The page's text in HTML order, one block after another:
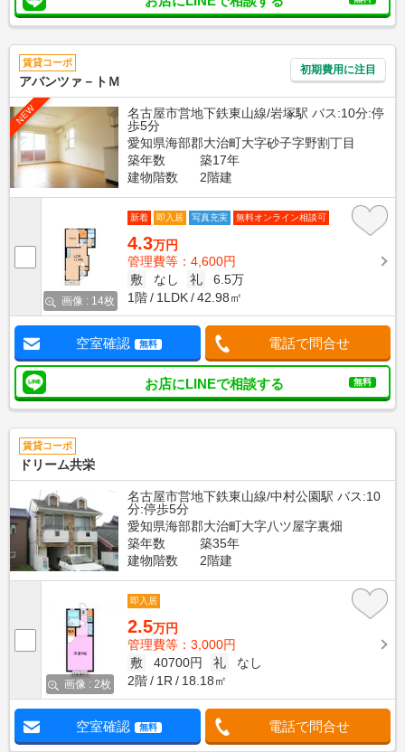
賃貸コーポ
アバンツァ－トＭ
初期費用に注目
NEW
名古屋市営地下鉄東山線/岩塚駅 バス:10分:停
歩5分
愛知県海部郡大治町大字砂子字野割丁目
築年数
築17年
建物階数
2階建
画像 : 14枚
新着 即入居 写真充実 無料オンライン相談可
4.3万円
管理費等：4,600円
敷
なし 礼
6.5万
1階
1LDK 42.98㎡
空室確認 無料 電話で問合せ
お店にLINEで相談する 無料
賃貸コーポ
ドリーム共栄
名古屋市営地下鉄東山線/中村公園駅 バス:10
分:停歩5分
愛知県海部郡大治町大字八ツ屋字裏畑
築年数
築35年
建物階数
2階建
画像 : 2枚
即入居
2.5万円
管理費等：3,000円
敷
40700円 礼
なし
2階
1R 18.18㎡
空室確認 無料 電話で問合せ